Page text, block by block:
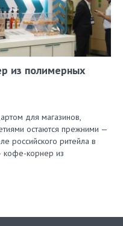
из полимерных
для магазинов,
остаются прежними —
российского ритейла в
кофе-корнер из